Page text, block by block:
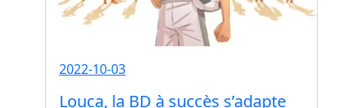
2022-10-03
Louca, la BD à succès s’adapte